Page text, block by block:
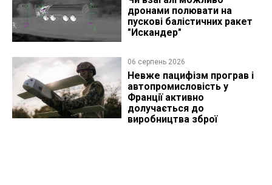
дронами полювати на
пускові балістичних ракет
"Искандер"
06 серпень 2026
Невже пацифізм програв і
автопромисловість у
Франції активно
долучається до
виробництва зброї